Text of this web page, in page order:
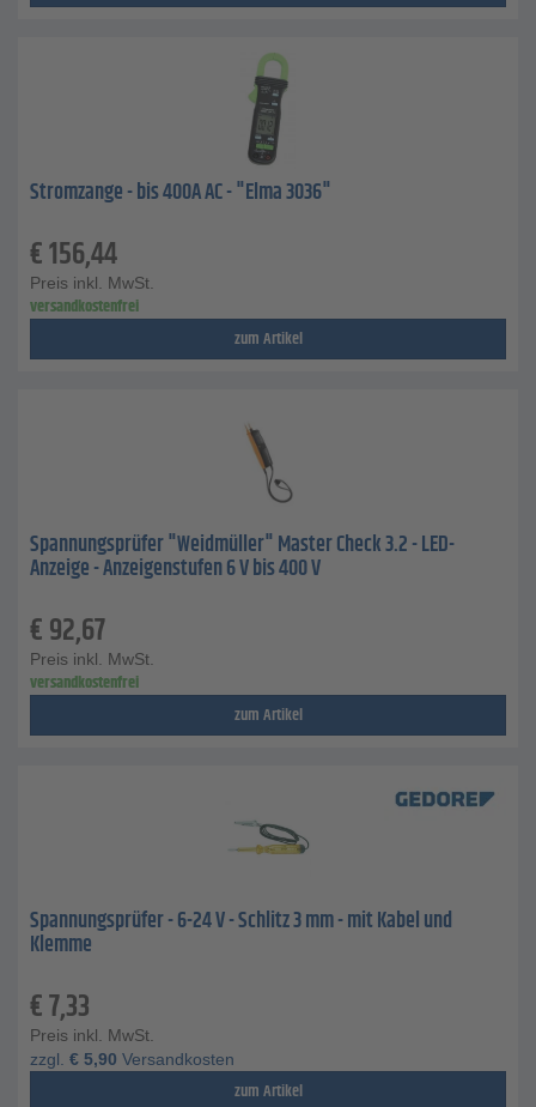
Stromzange - bis 400A AC - "Elma 3036"
€156,44
Preis inkl. MwSt.
versandkostenfrei
zum Artikel
Spannungsprüfer "Weidmüller" Master Check 3.2 - LED-
Anzeige - Anzeigenstufen 6 V bis 400 V
€92,67
Preis inkl. MwSt.
versandkostenfrei
zum Artikel
Spannungsprüfer - 6-24 V - Schlitz 3 mm - mit Kabel und
Klemme
€7,33
Preis inkl. MwSt.
zzgl. € 5,90 Versandkosten
zum Artikel